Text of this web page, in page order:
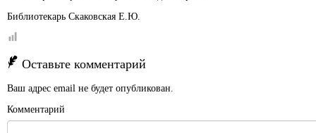
Библиотекарь Скаковская Е.Ю.
Оставьте комментарий
Ваш адрес email не будет опубликован.
Комментарий